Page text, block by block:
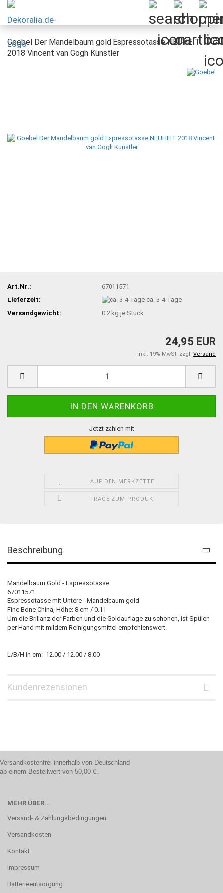
Goebel Der Mandelbaum gold Espressotasse NEUHEIT
2018 Vincent van Gogh Künstler
Art.Nr.:
67011571
Lieferzeit:
ca. 3-4 Tage
Versandgewicht:
0.2 kg je Stück
24,95 EUR
inkl. 19% MwSt. zzgl. Versand
Jetzt zahlen mit
AUF DEN MERKZETTEL
FRAGE ZUM PRODUKT
Beschreibung
Mandelbaum Gold - Espressotasse
67011571
Espressotasse mit Untere - Mandelbaum gold
Fine Bone China, Höhe: 8 cm / 0.1 l
Um die Brillanz der Farben und die Goldauflage zu schonen, ist Spülen
per Hand mit mildem Reinigungsmittel empfehlenswert.
L/B/H in cm: 12.00 / 12.00 / 8.00
Kundenrezensionen
Versandkostenfrei innerhalb von Deutschland
ab einem Bestellwert von 50,00 €.
MEHR ÜBER...
Versand- & Zahlungsbedingungen
Versandkosten
Kontakt
Impressum
Batterieentsorgung